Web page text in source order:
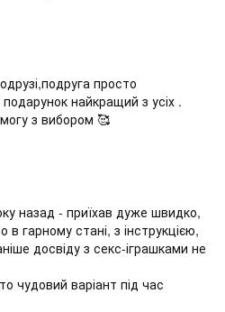
просто
найкращий з усіх .
з вибором 🥰
назад - приїхав дуже швидко,
в гарному стані, з інструкцією,
досвіду з секс-іграшками не
чудовий варіант під час